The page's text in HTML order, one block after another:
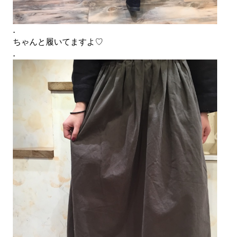
.
ちゃんと履いてますよ♡
.